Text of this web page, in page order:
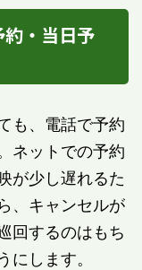
・当日予
も、電話で予約
ネットでの予約
が少し遅れるた
、キャンセルが
回するのはもち
にします。